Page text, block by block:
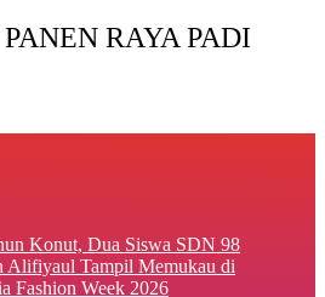
RAYA PADI